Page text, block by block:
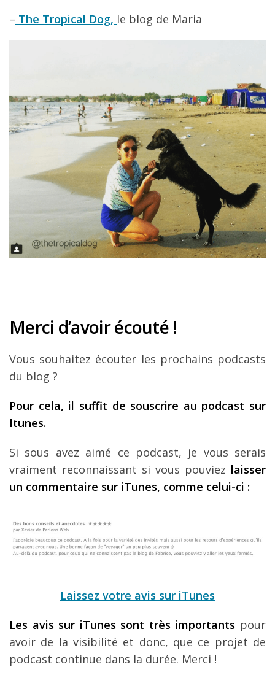
– The Tropical Dog, le blog de Maria
Merci d’avoir écouté !
Vous souhaitez écouter les prochains podcasts
du blog ?
Pour cela, il suffit de souscrire au podcast sur
Itunes.
Si sous avez aimé ce podcast, je vous serais
vraiment reconnaissant si vous pouviez laisser
un commentaire sur iTunes, comme celui-ci :
Laissez votre avis sur iTunes
Les avis sur iTunes sont très importants pour
avoir de la visibilité et donc, que ce projet de
podcast continue dans la durée. Merci !